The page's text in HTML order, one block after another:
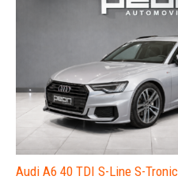
Audi A6 40 TDI S-Line S-Tronic